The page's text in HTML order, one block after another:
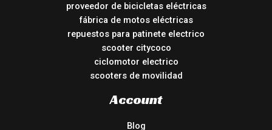
proveedor de bicicletas eléctricas
fábrica de motos eléctricas
repuestos para patinete electrico
scooter citycoco
ciclomotor electrico
scooters de movilidad
Account
Blog